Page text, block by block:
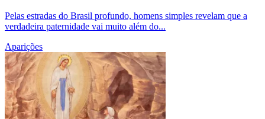
Pelas estradas do Brasil profundo, homens simples revelam que a
verdadeira paternidade vai muito além do...
Aparições